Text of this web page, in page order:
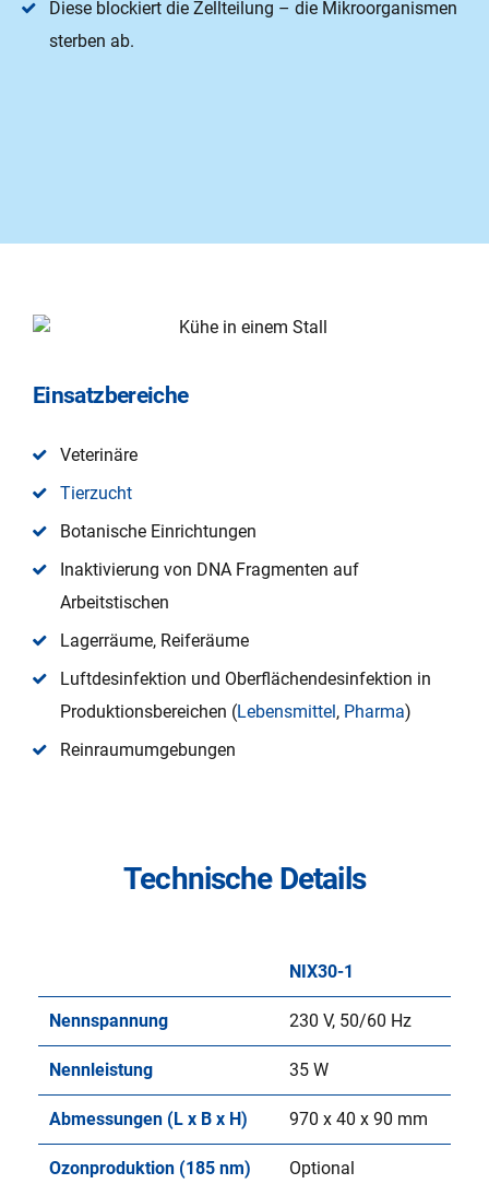
Diese blockiert die Zellteilung – die Mikroorganismen
sterben ab.
Einsatzbereiche
Veterinäre
Tierzucht
Botanische Einrichtungen
Inaktivierung von DNA Fragmenten auf
Arbeitstischen
Lagerräume, Reiferäume
Luftdesinfektion und Oberflächendesinfektion in
Produktionsbereichen (Lebensmittel , Pharma)
Reinraumumgebungen
Technische Details
NIX30-1
Nennspannung 230 V, 50/60 Hz
Nennleistung 35 W
Abmessungen (L x B x H) 970 x 40 x 90 mm
Ozonproduktion (185 nm) Optional